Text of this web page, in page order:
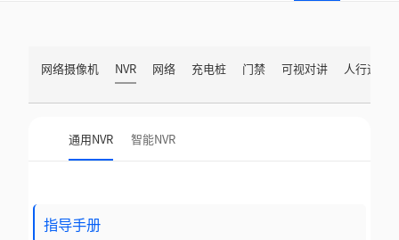
网络摄像机 NVR 网络 充电桩 门禁 可视对讲 人行通道
通用NVR 智能NVR
指导手册